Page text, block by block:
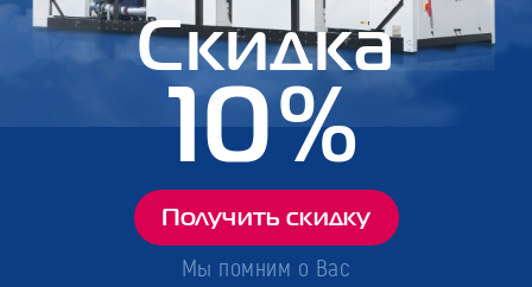
Мы помним о Вас
Скидка
10%
Получить скидку